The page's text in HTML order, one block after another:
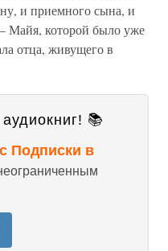
и приемного сына, и
Майя, которой было уже
отца, живущего в
📚
Подписки в